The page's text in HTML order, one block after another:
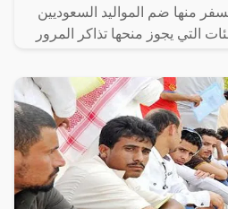
منها ضم المواليد السعوديين
التي يجوز منحها تذاكر المرور